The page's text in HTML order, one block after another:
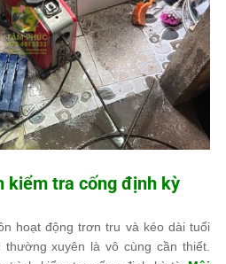
kiểm tra cống định kỳ
hoạt động trơn tru và kéo dài tuổi
xuyên là vô cùng cần thiết.